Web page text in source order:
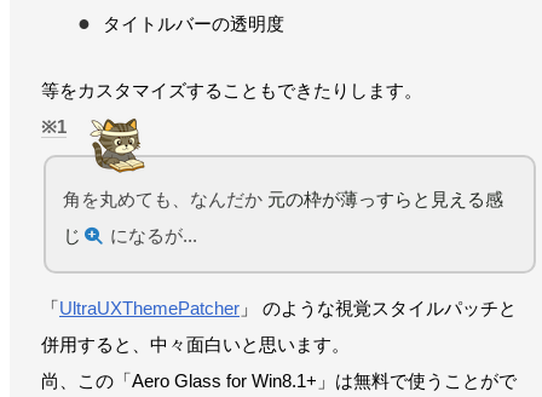
タイトルバーの透明度
等をカスタマイズすることもできたりします。
1
角を丸めても、なんだか 元の枠が薄っすらと見える感
じ
になるが...
「UltraUXThemePatcher 」 のような視覚スタイルパッチと
併用すると、中々面白いと思います。
尚、この「Aero Glass for Win8.1+」は無料で使うことがで